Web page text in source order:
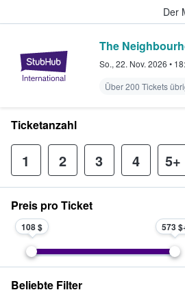
Der
StubHub -
The
So., 22. Nov. 2026 •
Über 200 Tickets
Ticketanzahl
1 2 3 4 5+
Preis pro Ticket
108 $ 573 $
Beliebte Filter